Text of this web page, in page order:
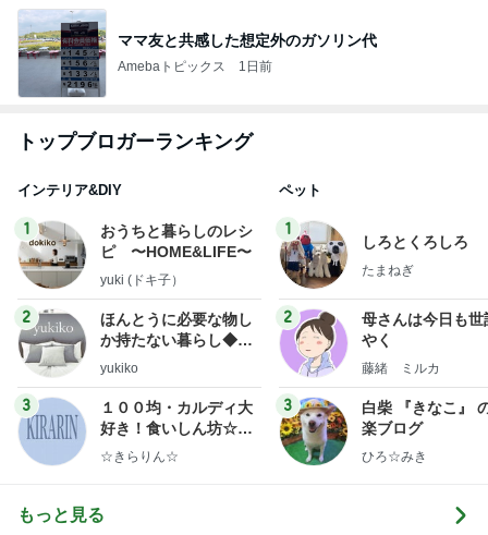
ママ友と共感した想定外のガソリン代
Amebaトピックス 1日前
トップブロガーランキング
インテリア&DIY
1
おうちと暮らしのレシ
ピ 〜HOME&LIFE〜
yuki (ドキ子）
2
ほんとうに必要な物し
か持たない暮らし◆Ke
ep Life Simple◆〜イ
yukiko
3
１００均・カルディ大
好き！食いしん坊☆き
らりん☆のブログ
☆きらりん☆
ペット
1
しろとくろしろ
たまねぎ
2
母さんは今日も世
やく
藤緒 ミルカ
3
白柴 『きなこ』
楽ブログ
ひろ☆みき
もっと見る